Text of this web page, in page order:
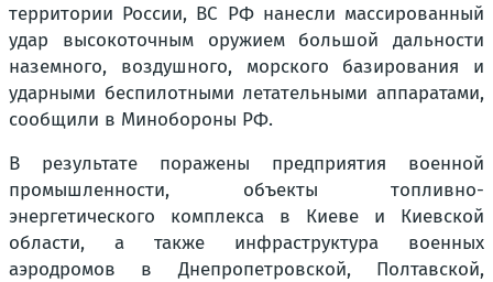
территории России, ВС РФ нанесли массированный
удар высокоточным оружием большой дальности
наземного, воздушного, морского базирования и
ударными беспилотными летательными аппаратами,
сообщили в Минобороны РФ.
В результате поражены предприятия военной
промышленности, объекты топливно-
энергетического комплекса в Киеве и Киевской
области, а также инфраструктура военных
аэродромов в Днепропетровской, Полтавской,